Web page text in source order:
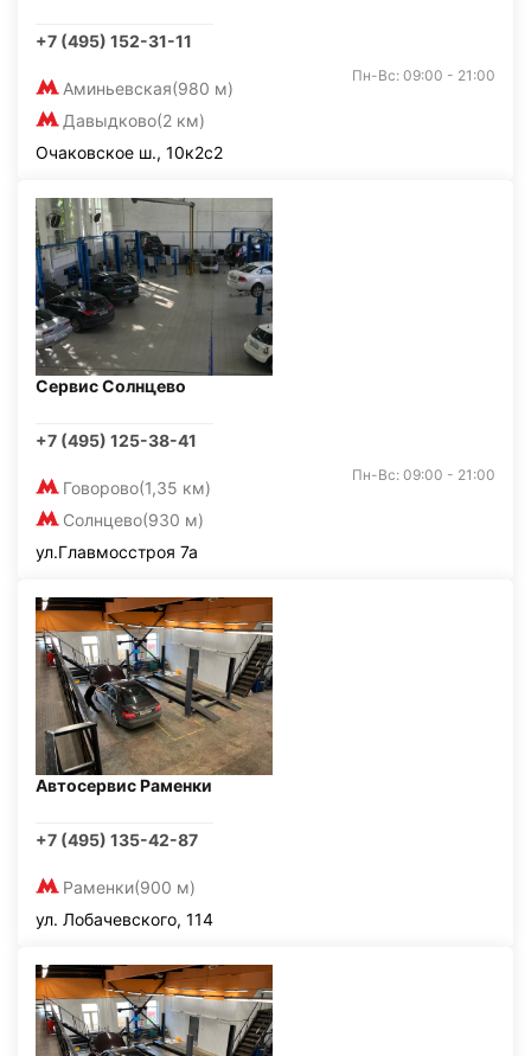
+7 (495) 152-31-11
Аминьевская(980 м)
Давыдково(2 км)
Пн-Вс: 09:00 - 21:00
Очаковское ш., 10к2с2
Сервис Солнцево
+7 (495) 125-38-41
Говорово(1,35 км)
Солнцево(930 м)
Пн-Вс: 09:00 - 21:00
ул.Главмосстроя 7а
Автосервис Раменки
+7 (495) 135-42-87
Раменки(900 м)
ул. Лобачевского, 114